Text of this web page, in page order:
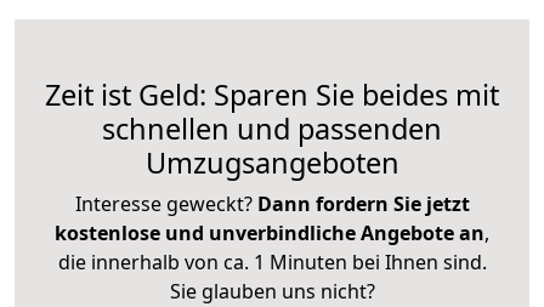
Zeit ist Geld: Sparen Sie beides mit
schnellen und passenden
Umzugsangeboten
Interesse geweckt? Dann fordern Sie jetzt
kostenlose und unverbindliche Angebote an,
die innerhalb von ca. 1 Minuten bei Ihnen sind.
Sie glauben uns nicht?